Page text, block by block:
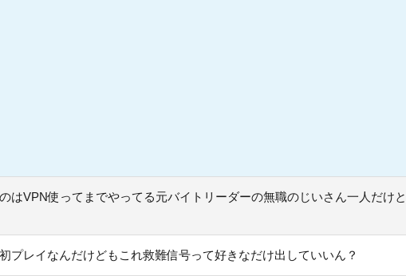
はVPN使ってまでやってる元バイトリーダーの無職のじいさん一人だけ
プレイなんだけどもこれ救難信号って好きなだけ出していいん？